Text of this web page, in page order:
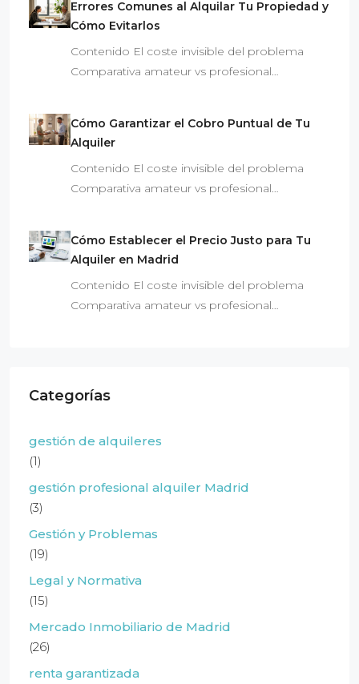
Errores Comunes al Alquilar Tu Propiedad y
Cómo Evitarlos
Contenido El coste invisible del problema
Comparativa amateur vs profesional…
Cómo Garantizar el Cobro Puntual de Tu
Alquiler
Contenido El coste invisible del problema
Comparativa amateur vs profesional…
Cómo Establecer el Precio Justo para Tu
Alquiler en Madrid
Contenido El coste invisible del problema
Comparativa amateur vs profesional…
Categorías
gestión de alquileres
(1)
gestión profesional alquiler Madrid
(3)
Gestión y Problemas
(19)
Legal y Normativa
(15)
Mercado Inmobiliario de Madrid
(26)
renta garantizada